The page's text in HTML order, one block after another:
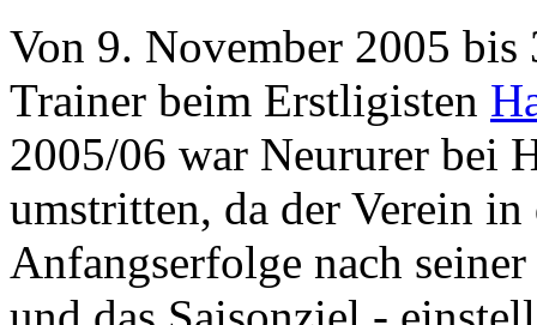
Von 9. November 2005
Trainer beim Erstligisten
2005/06 war Neururer bei
umstritten, da der Verein
Anfangserfolge nach